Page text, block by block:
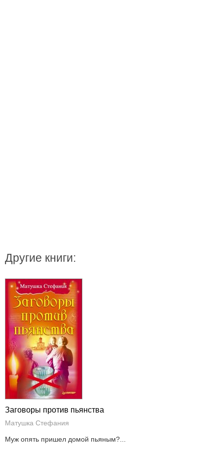
Другие книги:
Заговоры против пьянства
Матушка Стефания
Муж опять пришел домой пьяным?...